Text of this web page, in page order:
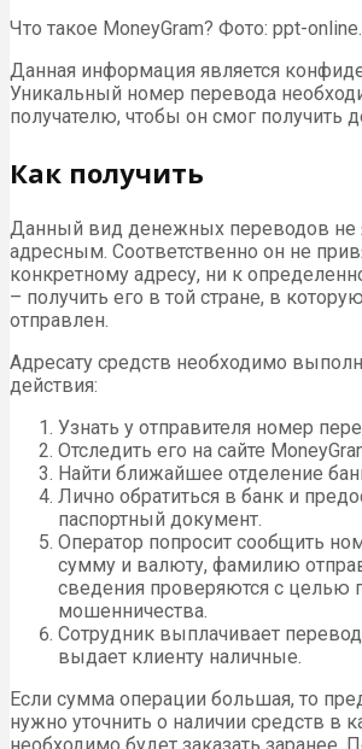
Что такое MoneyGram? Фото: ppt-
Данная информация является
Уникальный номер перевода
получателю, чтобы он смог получить
Как получить
Данный вид денежных переводов не
адресным. Соответственно он не
конкретному адресу, ни к
– получить его в той стране, в
отправлен.
Адресату средств необходимо
действия:
Узнать у отправителя номер
Отследить его на сайте
Найти ближайшее отделение
Лично обратиться в банк и
паспортный документ.
Оператор попросит сообщить
сумму и валюту, фамилию
сведения проверяются с целью
мошенничества.
Сотрудник выплачивает
выдает клиенту наличные.
Если сумма операции большая, то
нужно уточнить о наличии средств в